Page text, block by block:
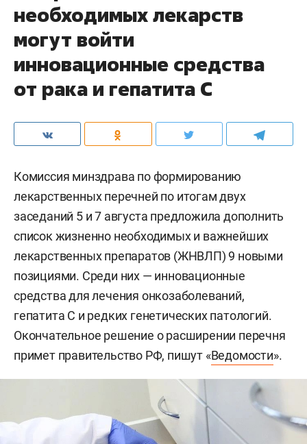
необходимых лекарств
могут войти
инновационные средства
от рака и гепатита С
Комиссия минздрава по формированию
лекарственных перечней по итогам двух
заседаний 5 и 7 августа предложила дополнить
список жизненно необходимых и важнейших
лекарственных препаратов (ЖНВЛП) 9 новыми
позициями. Среди них — инновационные
средства для лечения онкозаболеваний,
гепатита С и редких генетических патологий.
Окончательное решение о расширении перечня
примет правительство РФ, пишут «Ведомости».